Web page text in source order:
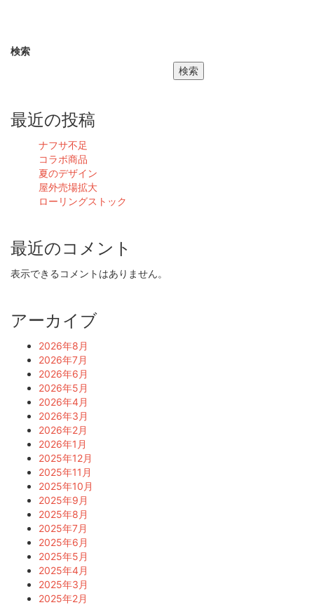
検索
検索
最近の投稿
ナフサ不足
コラボ商品
夏のデザイン
屋外売場拡大
ローリングストック
最近のコメント
表示できるコメントはありません。
アーカイブ
2026年8月
2026年7月
2026年6月
2026年5月
2026年4月
2026年3月
2026年2月
2026年1月
2025年12月
2025年11月
2025年10月
2025年9月
2025年8月
2025年7月
2025年6月
2025年5月
2025年4月
2025年3月
2025年2月